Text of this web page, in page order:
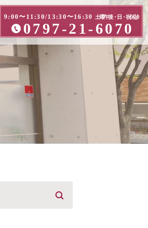
9:00〜11:30/13:30〜16:30 土曜午後・日・祝休診
0797-21-6070